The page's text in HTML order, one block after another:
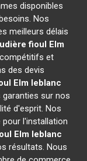
disponibles
Nos
meilleurs délais
fioul Elm
et
des devis
Elm leblanc
sur nos
d'esprit. Nos
l'installation
Elm leblanc
résultats. Nous